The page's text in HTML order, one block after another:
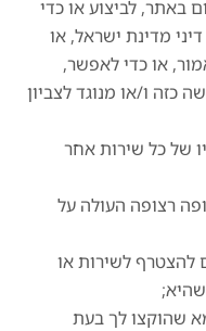
באתר, לביצוע או כדי
מדינת ישראל, או
או כדי לאפשר,
כזה ו/או מנוגד לצביון
של כל שירות אחר
רצופה העולה על
לשירות או
שהוקצו לך בעת